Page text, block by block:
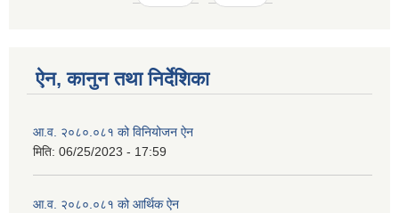
ऐन, कानुन तथा निर्देशिका
आ.व. २०८०.०८१ को विनियोजन ऐन
मिति: 06/25/2023 - 17:59
आ.व. २०८०.०८१ को आर्थिक ऐन